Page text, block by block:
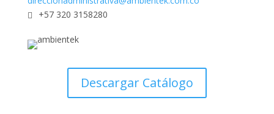
 +57 320 3158280
Descargar Catálogo